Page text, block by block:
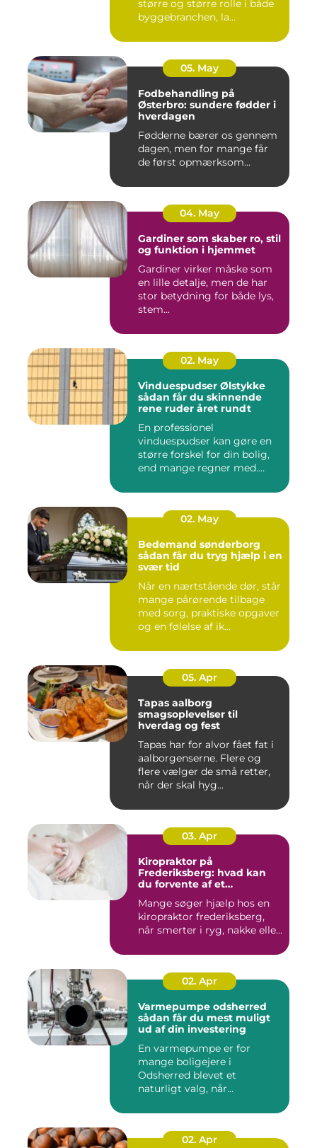
større og større rolle i både
byggebranchen, la...
05. May
Fodbehandling på
Østerbro: sundere fødder i
hverdagen
Fødderne bærer os gennem
dagen, men for mange får
de først opmærksom...
04. May
Gardiner som skaber ro, stil
og funktion i hjemmet
Gardiner virker måske som
en lille detalje, men de har
stor betydning for både lys,
stem...
02. May
Vinduespudser Ølstykke
sådan får du skinnende
rene ruder året rundt
En professionel
vinduespudser kan gøre en
større forskel for din bolig,
end mange regner med.
02. May
Bedemand sønderborg
sådan får du tryg hjælp i en
svær tid
Når en nærtstående dør, står
mange pårørende tilbage
med sorg, praktiske opgaver
og en følelse af ik...
05. Apr
Tapas aalborg
smagsoplevelser til
hverdag og fest
Tapas har for alvor fået fat i
aalborgenserne. Flere og
flere vælger de små retter,
når der skal hyg...
03. Apr
Kiropraktor på
Frederiksberg: hvad kan
du forvente af et
Mange søger hjælp hos en
kiropraktor frederiksberg,
når smerter i ryg, nakke elle...
02. Apr
Varmepumpe odsherred
sådan får du mest muligt
ud af din investering
En varmepumpe er for
mange boligejere i
Odsherred blevet et
naturligt valg, når
02. Apr